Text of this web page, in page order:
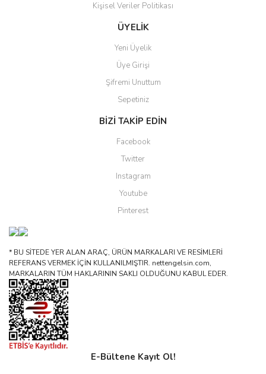
Gönder
Kişisel Veriler Politikası
ÜYELİK
Yeni Üyelik
Üye Girişi
Şifremi Unuttum
Sepetiniz
BİZİ TAKİP EDİN
Facebook
Twitter
Instagram
Youtube
Pinterest
* BU SİTEDE YER ALAN ARAÇ, ÜRÜN MARKALARI VE RESİMLERİ
REFERANS VERMEK İÇİN KULLANILMIŞTIR. nettengelsin.com,
MARKALARIN TÜM HAKLARININ SAKLI OLDUĞUNU KABUL EDER.
E-Bültene Kayıt Ol!